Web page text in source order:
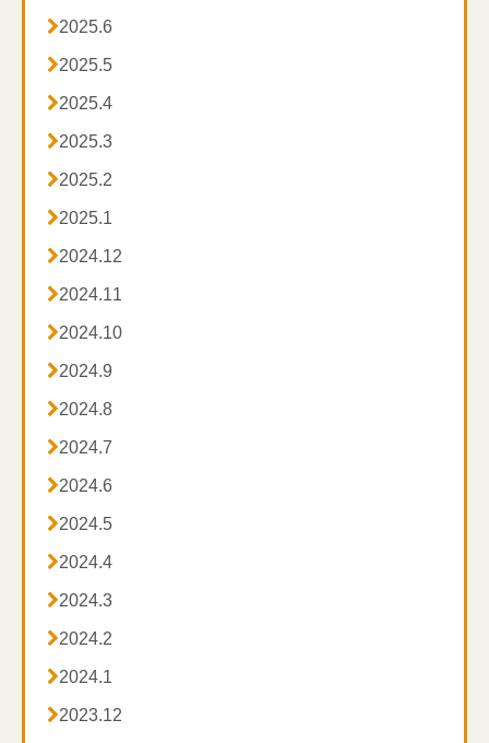
2025.6
2025.5
2025.4
2025.3
2025.2
2025.1
2024.12
2024.11
2024.10
2024.9
2024.8
2024.7
2024.6
2024.5
2024.4
2024.3
2024.2
2024.1
2023.12